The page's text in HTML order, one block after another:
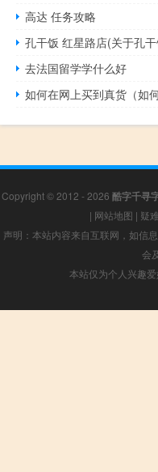
高达 任务攻略
孔干饭 红星路店(关于孔
去法国留学学什么好
如何在网上买到真货（如
Copyright © 2012 - 2026 酷字千寻
| 网站地图 | 疑
声明：本站内容来自互联网，如信
会
本站仅为个人兴趣